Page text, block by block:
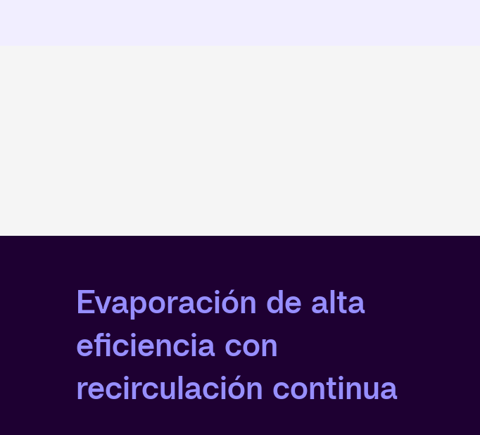
Evaporación de alta
eficiencia con
recirculación continua